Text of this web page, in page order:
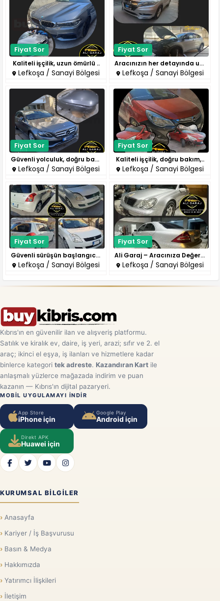
Fiyat Sor
Kaliteli işçilik, uzun ömürlü ..
Lefkoşa / Sanayi Bölgesi
Fiyat Sor
Aracınızın her detayında ustal..
Lefkoşa / Sanayi Bölgesi
Fiyat Sor
Güvenli yolculuk, doğru bakıml..
Lefkoşa / Sanayi Bölgesi
Fiyat Sor
Kaliteli işçilik, doğru bakım,..
Lefkoşa / Sanayi Bölgesi
Fiyat Sor
Güvenli sürüşün başlangıcı Ali..
Lefkoşa / Sanayi Bölgesi
Fiyat Sor
Ali Garaj – Aracınıza Değer Ka..
Lefkoşa / Sanayi Bölgesi
Kıbrıs'ın en güvenilir ilan ve alışveriş platformu.
Satılık ve kiralık ev, daire, iş yeri, arazi; sıfır ve 2. el
araç; ikinci el eşya, iş ilanları ve hizmetlere kadar
binlerce kategori tek adreste. Kazandıran Kart ile
anlaşmalı yüzlerce mağazada indirim ve puan
kazanın — Kıbrıs'ın dijital pazaryeri.
MOBIL UYGULAMAYI INDIR
App Store
iPhone için
Google Play
Android için
Direkt APK
Huawei için
KURUMSAL BILGILER
Anasayfa
Kariyer / İş Başvurusu
Basın & Medya
Hakkımızda
Yatırımcı İlişkileri
İletişim